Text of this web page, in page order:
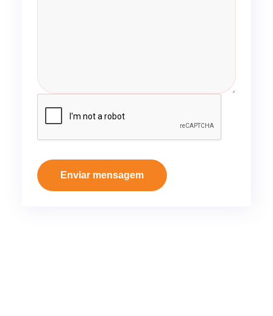
Enviar mensagem